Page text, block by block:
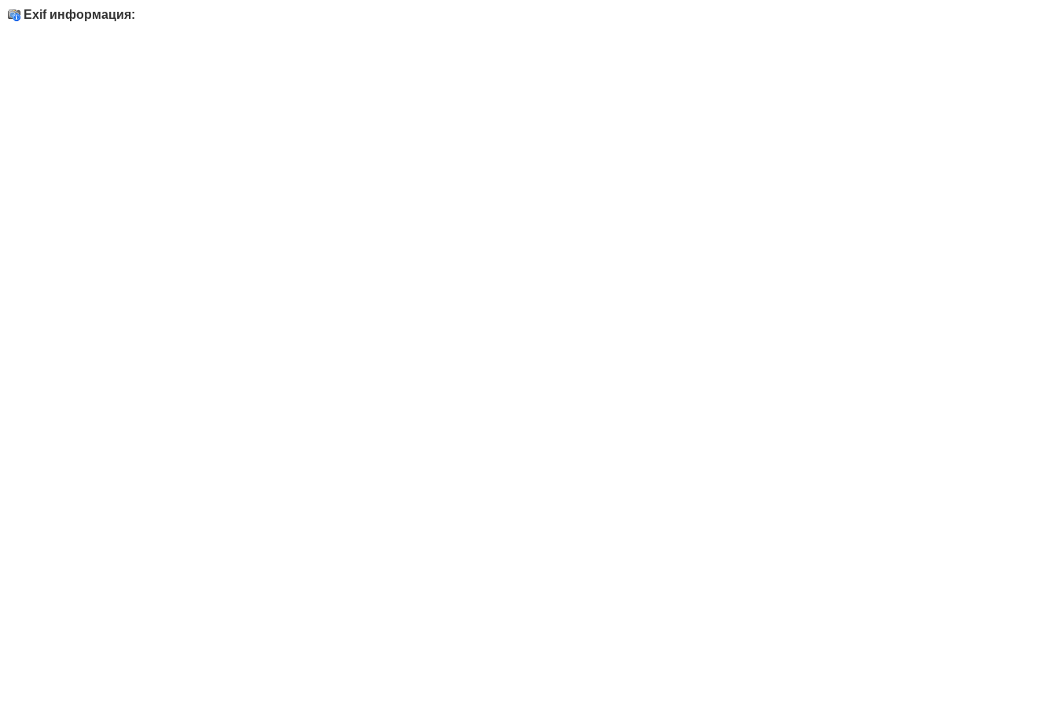
Exif информация: